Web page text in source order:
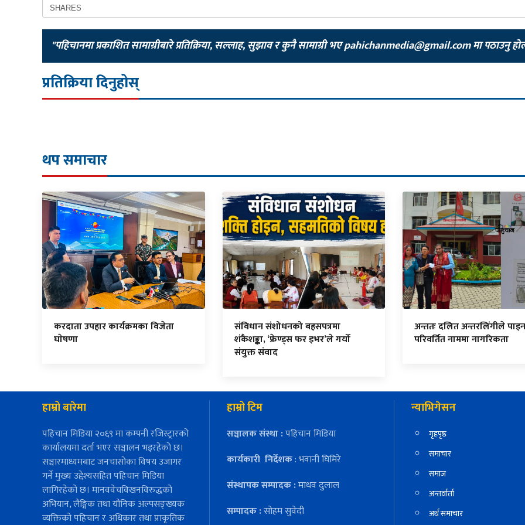
SHARES
"पहिचानमा प्रकाशित सामाग्रीबारे प्रतिक्रिया, सल्लाह, सुझाव र कुनै सामाग्री भएpahichanmedia@gmail.comमा पठाउनु
प्रतिक्रिया दिनुहोस्
थप समाचार
करदाता उपहार कार्यक्रमका विजेता
घाेषणा
संविधान संशोधनको बहसपत्रमा
शंकैशङ्का, ‘फ्रेण्ड्स फर इभर’ले गर्यो
संयुक्त संवाद
अन्ततः दलित अन्तरलिंगीले पाइन
परिवर्तित नाममा नागरिकता
हाम्रो बारेमा
पहिचान मिडिया २०६९ मा कम्पनी रजिस्ट्रारको
कार्यालयमा दर्ता भएर सञ्चालन भइरहेको छ।
सञ्चारमाध्यमबाट जनचासोका विषय उजागर
गर्ने मुख्य उद्देश्यसहित पहिचान मिडिया
लागिरहेको छ। मानववेचविखनविरुद्धको
अभियान, लैङ्गिक तथा यौनिक अल्पसङ्ख्यक
व्यक्तिको पहिचान र अधिकार तथा प्राकृतिक
हाम्रो टिम
सञ्चालक संस्था :पहिचान मिडिया
कार्यकारी निर्देशक: भवानी घिमिरे
संस्थापक सम्पादक :माधव दुलाल
सम्पादक :सोहम सुवेदी
न्याभिगेसन
गृहपृष्ठ
समाचार
समाज
अन्तर्वार्ता
अर्थ समाचार